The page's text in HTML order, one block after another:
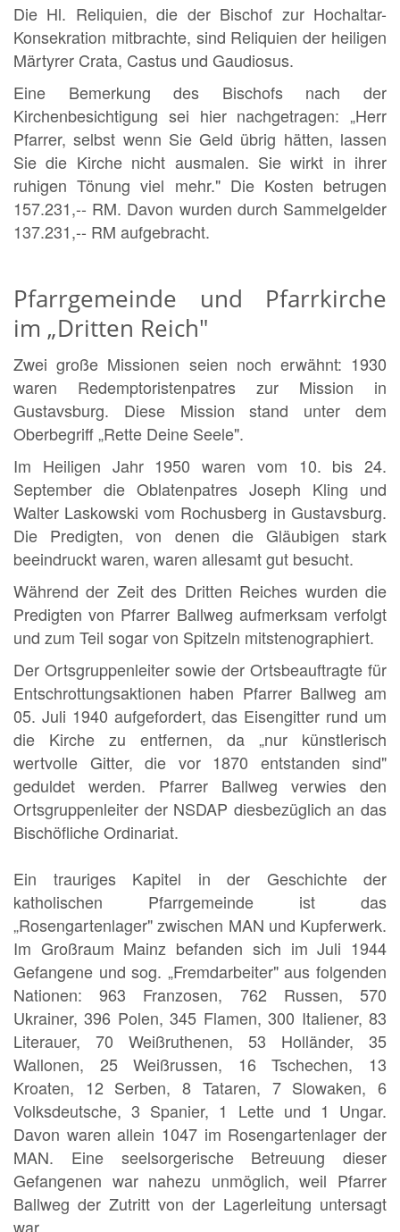
Die Hl. Reliquien, die der Bischof zur Hochaltar-
Konsekration mitbrachte, sind Reliquien der heiligen
Märtyrer Crata, Castus und Gaudiosus.
Eine Bemerkung des Bischofs nach der
Kirchenbesichtigung sei hier nachgetragen: „Herr
Pfarrer, selbst wenn Sie Geld übrig hätten, lassen
Sie die Kirche nicht ausmalen. Sie wirkt in ihrer
ruhigen Tönung viel mehr." Die Kosten betrugen
157.231,-- RM. Davon wurden durch Sammelgelder
137.231,-- RM aufgebracht.
Pfarrgemeinde und Pfarrkirche
im „Dritten Reich"
Zwei große Missionen seien noch erwähnt: 1930
waren Redemptoristenpatres zur Mission in
Gustavsburg. Diese Mission stand unter dem
Oberbegriff „Rette Deine Seele".
Im Heiligen Jahr 1950 waren vom 10. bis 24.
September die Oblatenpatres Joseph Kling und
Walter Laskowski vom Rochusberg in Gustavsburg.
Die Predigten, von denen die Gläubigen stark
beeindruckt waren, waren allesamt gut besucht.
Während der Zeit des Dritten Reiches wurden die
Predigten von Pfarrer Ballweg aufmerksam verfolgt
und zum Teil sogar von Spitzeln mitstenographiert.
Der Ortsgruppenleiter sowie der Ortsbeauftragte für
Entschrottungsaktionen haben Pfarrer Ballweg am
05. Juli 1940 aufgefordert, das Eisengitter rund um
die Kirche zu entfernen, da „nur künstlerisch
wertvolle Gitter, die vor 1870 entstanden sind"
geduldet werden. Pfarrer Ballweg verwies den
Ortsgruppenleiter der NSDAP diesbezüglich an das
Bischöfliche Ordinariat.
Ein trauriges Kapitel in der Geschichte der
katholischen Pfarrgemeinde ist das
„Rosengartenlager" zwischen MAN und Kupferwerk.
Im Großraum Mainz befanden sich im Juli 1944
Gefangene und sog. „Fremdarbeiter" aus folgenden
Nationen: 963 Franzosen, 762 Russen, 570
Ukrainer, 396 Polen, 345 Flamen, 300 Italiener, 83
Literauer, 70 Weißruthenen, 53 Holländer, 35
Wallonen, 25 Weißrussen, 16 Tschechen, 13
Kroaten, 12 Serben, 8 Tataren, 7 Slowaken, 6
Volksdeutsche, 3 Spanier, 1 Lette und 1 Ungar.
Davon waren allein 1047 im Rosengartenlager der
MAN. Eine seelsorgerische Betreuung dieser
Gefangenen war nahezu unmöglich, weil Pfarrer
Ballweg der Zutritt von der Lagerleitung untersagt
war.